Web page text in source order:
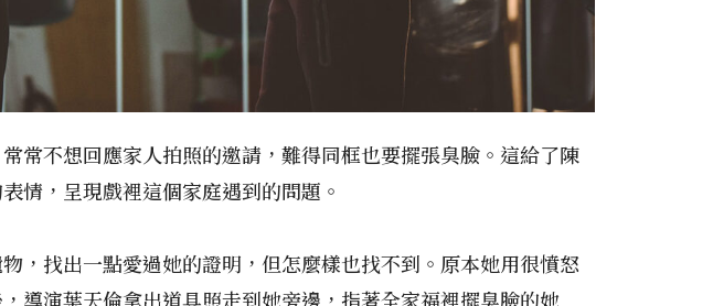
常不想回應家人拍照的邀請，難得同框也要擺張臭臉。這給了陳
情，呈現戲裡這個家庭遇到的問題。
，找出一點愛過她的證明，但怎麼樣也找不到。原本她用很憤怒
導演葉天倫拿出道具照走到她旁邊，指著全家福裡擺臭臉的她